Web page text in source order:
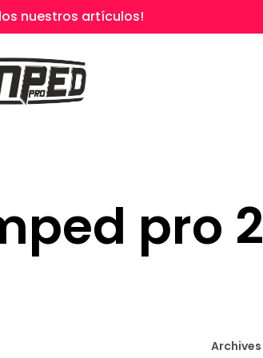
nuestros artículos!
pro 2
Archives